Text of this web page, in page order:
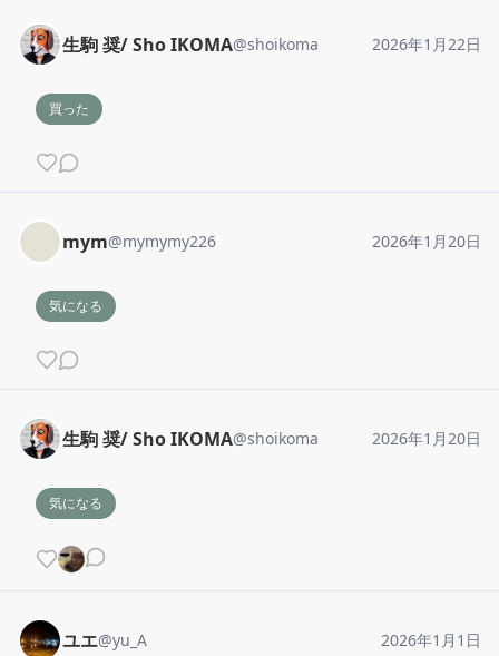
生駒 奨/ Sho IKOMA@shoikoma 2026年1月22日
買った
mym@mymymy226 2026年1月20日
気になる
生駒 奨/ Sho IKOMA@shoikoma 2026年1月20日
気になる
ユエ@yu_A 2026年1月1日